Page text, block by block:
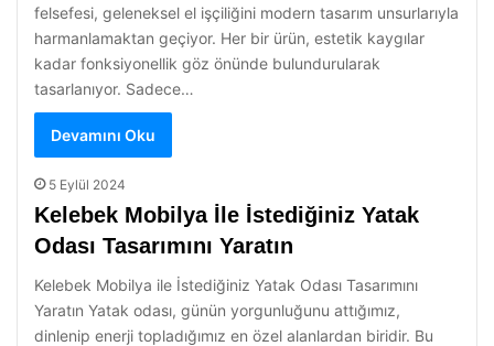
felsefesi, geleneksel el işçiliğini modern tasarım unsurlarıyla
harmanlamaktan geçiyor. Her bir ürün, estetik kaygılar
kadar fonksiyonellik göz önünde bulundurularak
tasarlanıyor. Sadece…
Devamını Oku
5 Eylül 2024
Kelebek Mobilya İle İstediğiniz Yatak
Odası Tasarımını Yaratın
Kelebek Mobilya ile İstediğiniz Yatak Odası Tasarımını
Yaratın Yatak odası, günün yorgunluğunu attığımız,
dinlenip enerji topladığımız en özel alanlardan biridir. Bu